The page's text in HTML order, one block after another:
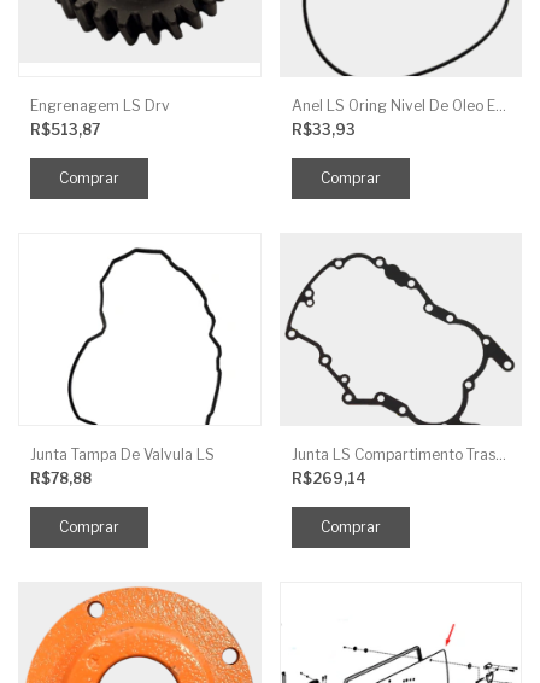
Engrenagem LS Drv
R$513,87
Anel LS Oring Nivel De Oleo EGQ125
R$33,93
Junta Tampa De Valvula LS
R$78,88
Junta LS Compartimento Traseiro EGQ155
R$269,14